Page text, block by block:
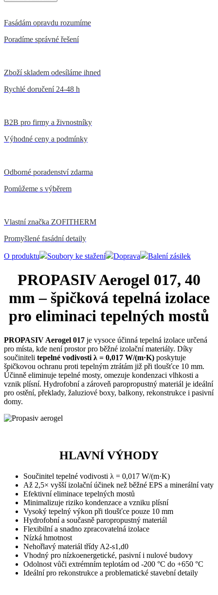
Fasádám opravdu rozumíme
Poradíme správné řešení
Zboží skladem odesíláme ihned
Rychlé doručení 24-48 h
B2B pro firmy a živnostníky
Výhodné ceny a podmínky
Odborné poradenství zdarma
Pomůžeme s výběrem
Vlastní značka ZOFITHERM
Promyšlené fasádní detaily
O produktu Soubory ke stažení Doprava Balení zásilek
PROPASIV Aerogel 017, 40
mm – špičková tepelná izolace
pro eliminaci tepelných mostů
PROPASIV Aerogel 017 je vysoce účinná tepelná izolace určená
pro místa, kde není prostor pro běžné izolační materiály. Díky
součiniteli tepelné vodivosti λ = 0,017 W/(m·K) poskytuje
špičkovou ochranu proti tepelným ztrátám již při tloušťce 10 mm.
Účinně eliminuje tepelné mosty, omezuje kondenzaci vlhkosti a
vznik plísní. Hydrofobní a zároveň paropropustný materiál je ideální
pro ostění, překlady, žaluziové boxy, balkony, rekonstrukce i pasivní
domy.
HLAVNÍ VÝHODY
Součinitel tepelné vodivosti λ = 0,017 W/(m·K)
Až 2,5× vyšší izolační účinek než běžné EPS a minerální vaty
Efektivní eliminace tepelných mostů
Minimalizuje riziko kondenzace a vzniku plísní
Vysoký tepelný výkon při tloušťce pouze 10 mm
Hydrofobní a současně paropropustný materiál
Flexibilní a snadno zpracovatelná izolace
Nízká hmotnost
Nehořlavý materiál třídy A2-s1,d0
Vhodný pro nízkoenergetické, pasivní i nulové budovy
Odolnost vůči extrémním teplotám od -200 °C do +650 °C
Ideální pro rekonstrukce a problematické stavební detaily